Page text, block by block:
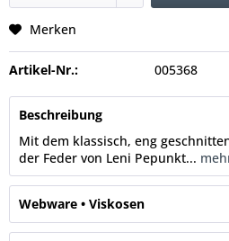
Merken
Artikel-Nr.: 005368
Beschreibung
Mit dem klassisch, eng
der Feder von Leni Pepunkt...
Webware • Viskosen